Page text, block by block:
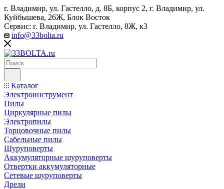
г. Владимир, ул. Гастелло, д. 8Б, корпус 2, г. Владимир, ул. ​
Куйбышева, 26Ж, Блок Восток
Сервис: г. Владимир, ул. Гастелло, 8Ж, к3
info@33bolta.ru
Каталог
Электроинструмент
Пилы
Циркулярные пилы
Электропилы
Торцовочные пилы
Сабельные пилы
Шуруповерты
Аккумуляторные шуруповерты
Отвертки аккумуляторные
Сетевые шуруповерты
Дрели